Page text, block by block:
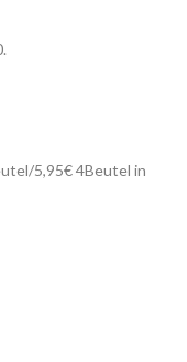
5,95€ 4Beutel in